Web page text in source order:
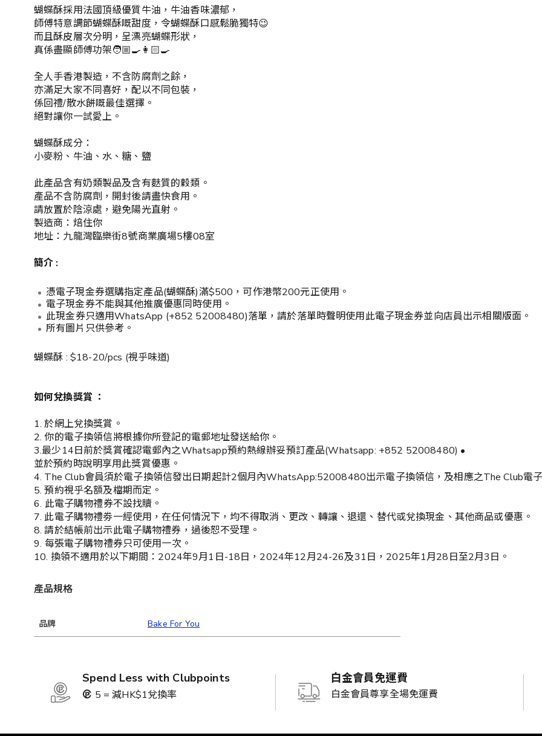
蝴蝶酥採用法國頂級優質牛油，牛油香味濃郁，
師傅特意調節蝴蝶酥嘅甜度，令蝴蝶酥口感鬆脆獨特😉
而且酥皮層次分明，呈漂亮蝴蝶形狀，
真係盡顯師傅功架🧑🏼‍🍳👩🏻‍🍳
全人手香港製造，不含防腐劑之餘，
亦滿足大家不同喜好，配以不同包裝，
係回禮/散水餅嘅最佳選擇。
絕對讓你一試愛上。
蝴蝶酥成分：
小麥粉、牛油、水、糖、鹽
此產品含有奶類製品及含有麩質的穀類。
產品不含防腐劑，開封後請盡快食用。
請放置於陰涼處，避免陽光直射。
製造商：焙住你
地址：九龍灣臨樂街8號商業廣場5樓08室
簡介 :
憑電子現金券選購指定產品(蝴蝶酥)滿$500，可作港幣200元正使用。
電子現金券不能與其他推廣優惠同時使用。
⁠此現金券只適用WhatsApp (+852 52008480)落單，請於落單時聲明使用此電子現金券並向店員出示相關版面。
所有圖片只供參考。
蝴蝶酥 : $18-20/pcs (視乎味道)
如何兌換獎賞 ：
1. 於網上兌換獎賞。
2. 你的電子換領信將根據你所登記的電郵地址發送給你。
3.最少14日前於獎賞確認電郵內之Whatsapp預約熱線辦妥預訂產品(Whatsapp: +852 52008480) •
並於預約時說明享用此獎賞優惠。
4. The Club會員須於電子換領信發出日期起計2個月內WhatsApp:52008480出示電子換領信，及相應之The Club電
5. 預約視乎名額及檔期而定。
6. ⁠此電子購物禮券不設找贖。
7. 此電子購物禮劵一經使用，在任何情況下，均不得取消、更改、轉讓、退還、替代或兌換現金、其他商品或優惠。
8. 請於結帳前出示此電子購物禮券，過後恕不受理。
9. ⁠每張電子購物禮券只可使用一次。
10. ⁠換領不適用於以下期間：2024年9月1日-18日，2024年12月24-26及31日，2025年1月28日至2月3日。
產品規格
品牌 Bake For You
Spend Less with Clubpoints
5 = 減HK$1兌換率
白金會員免運費
白金會員尊享全場免運費